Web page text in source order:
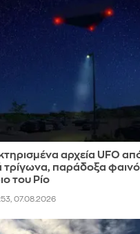
αρχεία UFO από
τρίγωνα, παράδοξα
του Ρίο
07.08.2026